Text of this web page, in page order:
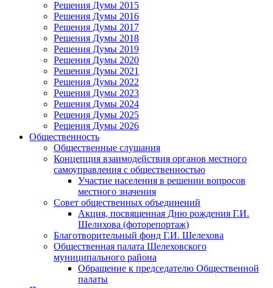
Решения Думы 2015
Решения Думы 2016
Решения Думы 2017
Решения Думы 2018
Решения Думы 2019
Решения Думы 2020
Решения Думы 2021
Решения Думы 2022
Решения Думы 2023
Решения Думы 2024
Решения Думы 2025
Решения Думы 2026
Общественность
Общественные слушания
Концепция взаимодействия органов местного
самоуправления с общественностью
Участие населения в решении вопросов
местного значения
Совет общественных объединений
Акция, посвященная Дню рождения Г.И.
Шелихова (фоторепортаж)
Благотворительный фонд Г.И. Шелехова
Общественная палата Шелеховского
муниципального района
Обращение к председателю Общественной
палаты